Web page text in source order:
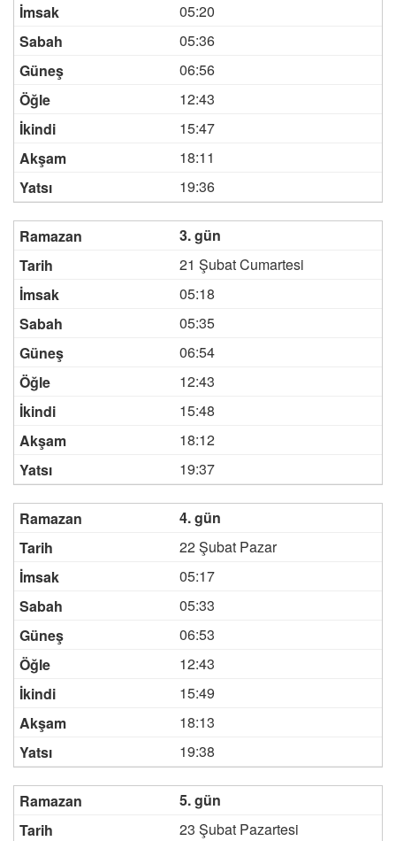
05:20
05:36
06:56
12:43
15:47
18:11
19:36
3. gün
21 Şubat Cumartesi
05:18
05:35
06:54
12:43
15:48
18:12
19:37
4. gün
22 Şubat Pazar
05:17
05:33
06:53
12:43
15:49
18:13
19:38
5. gün
23 Şubat Pazartesi